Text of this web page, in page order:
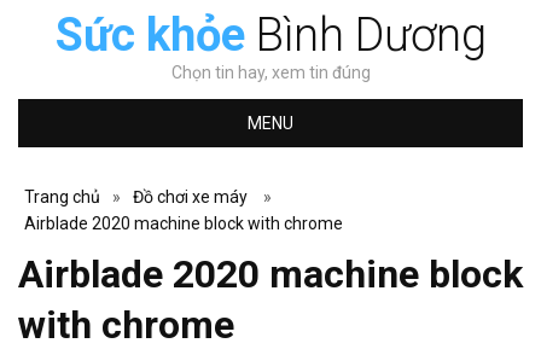
Sức khỏeBình Dương
Chọn tin hay, xem tin đúng
MENU
Trang chủ » Đồ chơi xe máy
»
Airblade 2020 machine block with chrome
Airblade 2020 machine block
with chrome